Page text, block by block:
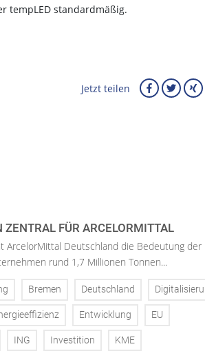
tempLED standardmäßig.
Jetzt teilen
FÜR ARCELORMITTAL
Deutschland die Bedeutung der
rund 1,7 Millionen Tonnen...
Bremen Deutschland
Entwicklung EU
ING Investition KME